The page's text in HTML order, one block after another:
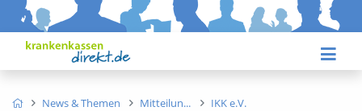
News & Themen Mitteilun IKK e.V.